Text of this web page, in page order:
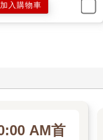
加入購物車